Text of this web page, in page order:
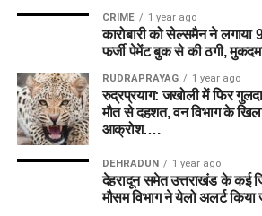
CRIME 1 year ago
कारोबारी को सेल्समैन ने लगाया
फर्जी पेमेंट बुक से की ठगी,
RUDRAPRAYAG 1 year ago
रुद्रप्रयाग: जखोली में फिर
मौत से दहशत, वन विभाग के
आक्रोश….
DEHRADUN 1 year ago
देहरादून समेत उत्तराखंड के कई
मौसम विभाग ने येलो अलर्ट किया